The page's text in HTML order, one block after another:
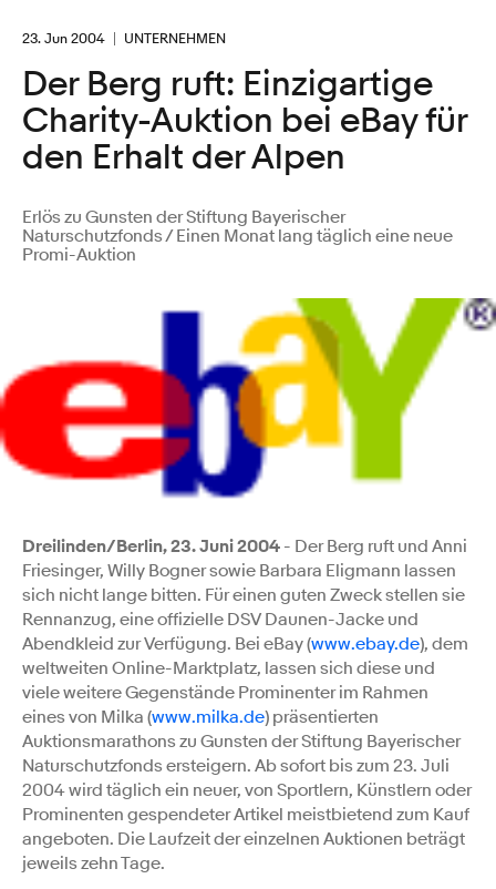
23. Jun 2004 UNTERNEHMEN
Der Berg ruft: Einzigartige
Charity-Auktion bei eBay für
den Erhalt der Alpen
Erlös zu Gunsten der Stiftung Bayerischer
Naturschutzfonds / Einen Monat lang täglich eine neue
Promi-Auktion
Dreilinden/Berlin, 23. Juni 2004 - Der Berg ruft und Anni
Friesinger, Willy Bogner sowie Barbara Eligmann lassen
sich nicht lange bitten. Für einen guten Zweck stellen sie
Rennanzug, eine offizielle DSV Daunen-Jacke und
Abendkleid zur Verfügung. Bei eBay (www.ebay.de), dem
weltweiten Online-Marktplatz, lassen sich diese und
viele weitere Gegenstände Prominenter im Rahmen
eines von Milka (www.milka.de) präsentierten
Auktionsmarathons zu Gunsten der Stiftung Bayerischer
Naturschutzfonds ersteigern. Ab sofort bis zum 23. Juli
2004 wird täglich ein neuer, von Sportlern, Künstlern oder
Prominenten gespendeter Artikel meistbietend zum Kauf
angeboten. Die Laufzeit der einzelnen Auktionen beträgt
jeweils zehn Tage.